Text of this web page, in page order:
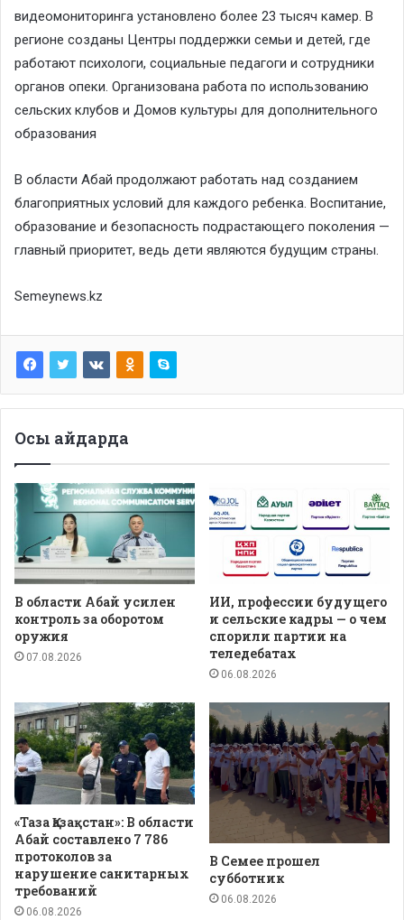
видеомониторинга установлено более 23 тысяч камер. В
регионе созданы Центры поддержки семьи и детей, где
работают психологи, социальные педагоги и сотрудники
органов опеки. Организована работа по использованию
сельских клубов и Домов культуры для дополнительного
образования
В области Абай продолжают работать над созданием
благоприятных условий для каждого ребенка. Воспитание,
образование и безопасность подрастающего поколения —
главный приоритет, ведь дети являются будущим страны.
Semeynews.kz
Осы айдарда
В области Абай усилен
контроль за оборотом
оружия
07.08.2026
ИИ, профессии будущего
и сельские кадры — о чем
спорили партии на
теледебатах
06.08.2026
«Таза Қазақстан»: В области
Абай составлено 7 786
протоколов за
нарушение санитарных
требований
06.08.2026
В Семее прошел
субботник
06.08.2026